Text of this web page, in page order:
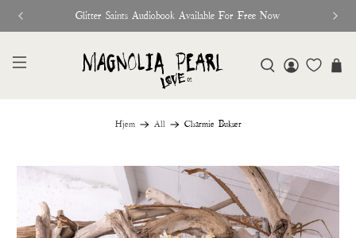
Glitter Saints Audiobook Available For Free Now
Hjem All Charmie Bukser